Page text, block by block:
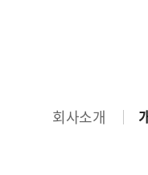
회사소개